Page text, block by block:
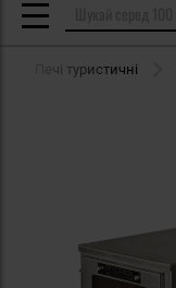
Печі туристичні